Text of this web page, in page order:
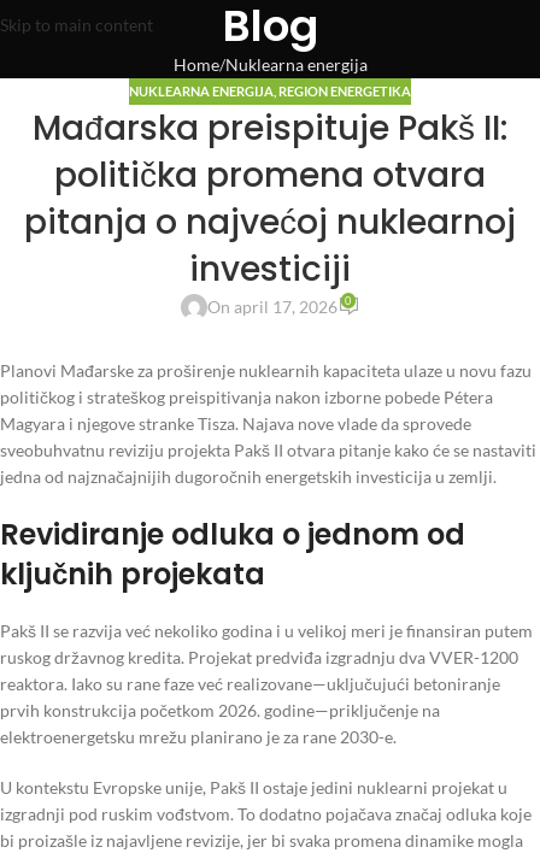
Skip to main content Blog
Home Nuklearna energija
NUKLEARNA ENERGIJA REGION ENERGETIKA
Mađarska preispituje Pakš II:
politička promena otvara
pitanja o najvećoj nuklearnoj
investiciji
On april 17, 2026 0
Planovi Mađarske za proširenje nuklearnih kapaciteta ulaze u novu fazu
političkog i strateškog preispitivanja nakon izborne pobede Pétera
Magyara i njegove stranke Tisza. Najava nove vlade da sprovede
sveobuhvatnu reviziju projekta Pakš II otvara pitanje kako će se nastaviti
jedna od najznačajnijih dugoročnih energetskih investicija u zemlji.
Revidiranje odluka o jednom od
ključnih projekata
Pakš II se razvija već nekoliko godina i u velikoj meri je finansiran putem
ruskog državnog kredita. Projekat predviđa izgradnju dva VVER-1200
reaktora. Iako su rane faze već realizovane—uključujući betoniranje
prvih konstrukcija početkom 2026. godine—priključenje na
elektroenergetsku mrežu planirano je za rane 2030-e.
U kontekstu Evropske unije, Pakš II ostaje jedini nuklearni projekat u
izgradnji pod ruskim vođstvom. To dodatno pojačava značaj odluka koje
bi proizašle iz najavljene revizije, jer bi svaka promena dinamike mogla